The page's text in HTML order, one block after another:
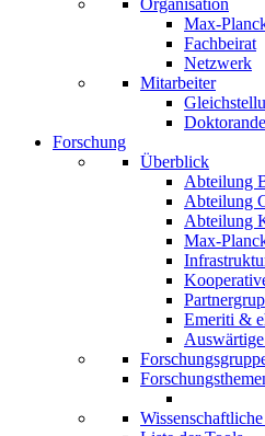
Organisation
Max-
Fachbeirat
Netzwerk
Mitarbeiter
Forschung
Überblick
Abteilung
Abteilung
Abteilung
Max-
Emeriti &